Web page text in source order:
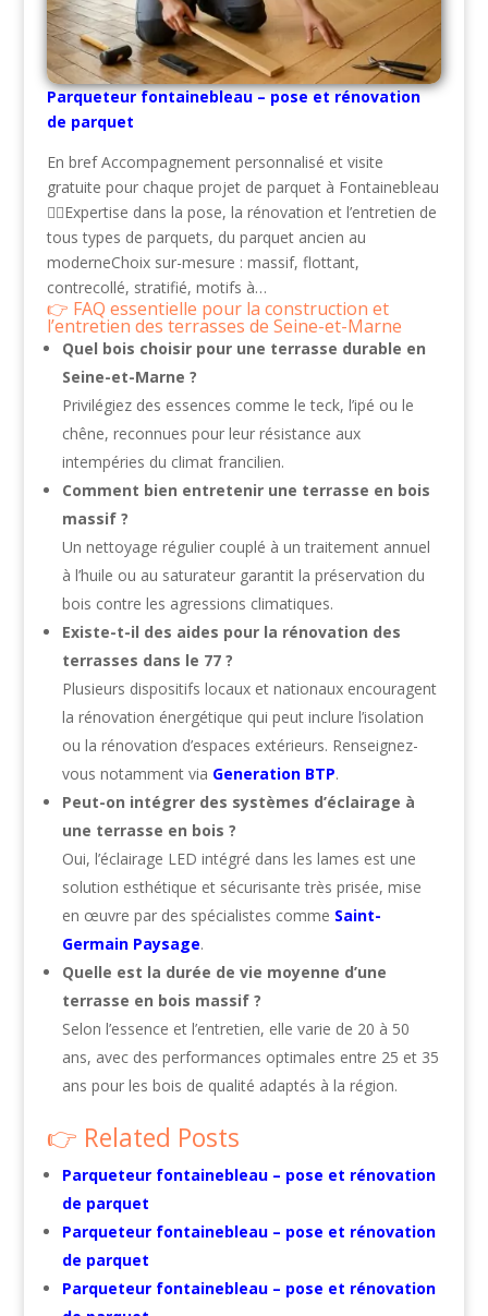
Parqueteur fontainebleau – pose et rénovation
de parquet
En bref Accompagnement personnalisé et visite
gratuite pour chaque projet de parquet à Fontainebleau
👷‍♂️Expertise dans la pose, la rénovation et l’entretien de
tous types de parquets, du parquet ancien au
moderneChoix sur-mesure : massif, flottant,
contrecollé, stratifié, motifs à…
FAQ essentielle pour la construction et
l’entretien des terrasses de Seine-et-Marne
Quel bois choisir pour une terrasse durable en
Seine-et-Marne ?
Privilégiez des essences comme le teck, l’ipé ou le
chêne, reconnues pour leur résistance aux
intempéries du climat francilien.
Comment bien entretenir une terrasse en bois
massif ?
Un nettoyage régulier couplé à un traitement annuel
à l’huile ou au saturateur garantit la préservation du
bois contre les agressions climatiques.
Existe-t-il des aides pour la rénovation des
terrasses dans le 77 ?
Plusieurs dispositifs locaux et nationaux encouragent
la rénovation énergétique qui peut inclure l’isolation
ou la rénovation d’espaces extérieurs. Renseignez-
vous notamment via Generation BTP.
Peut-on intégrer des systèmes d’éclairage à
une terrasse en bois ?
Oui, l’éclairage LED intégré dans les lames est une
solution esthétique et sécurisante très prisée, mise
en œuvre par des spécialistes comme Saint-
Germain Paysage.
Quelle est la durée de vie moyenne d’une
terrasse en bois massif ?
Selon l’essence et l’entretien, elle varie de 20 à 50
ans, avec des performances optimales entre 25 et 35
ans pour les bois de qualité adaptés à la région.
Related Posts
Parqueteur fontainebleau – pose et rénovation
de parquet
Parqueteur fontainebleau – pose et rénovation
de parquet
Parqueteur fontainebleau – pose et rénovation